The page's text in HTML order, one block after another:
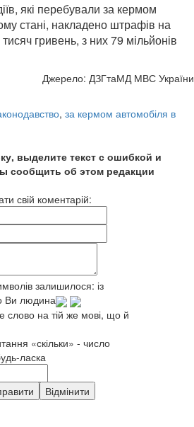
які перебували за кермом
стані, накладено штрафів на
гривень, з них 79 мільйонів
Джерело: ДЗГтаМД МВС України
, за кермом автомобіля в
выделите текст с ошибкой и
сообщить об этом редакции
свій коментарій:
залишилося: із
Ви людина
слово на тій же мові, що й
«скільки» - число
ласка